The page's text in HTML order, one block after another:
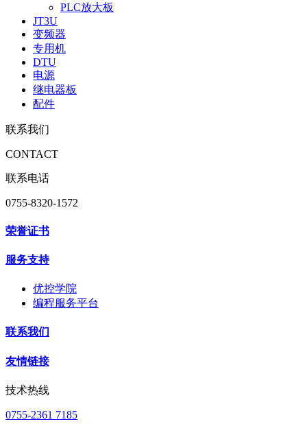
PLC放大板
JT3U
变频器
专用机
DTU
电源
继电器板
配件
联系我们
CONTACT
联系电话
0755-8320-1572
荣誉证书
服务支持
优控学院
编程服务平台
联系我们
友情链接
技术热线
0755-2361 7185